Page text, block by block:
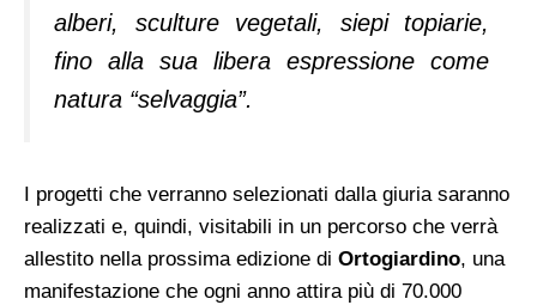
alberi, sculture vegetali, siepi topiarie,
fino alla sua libera espressione come
natura “selvaggia”.
I progetti che verranno selezionati dalla giuria saranno
realizzati e, quindi, visitabili in un percorso che verrà
allestito nella prossima edizione di Ortogiardino, una
manifestazione che ogni anno attira più di 70.000